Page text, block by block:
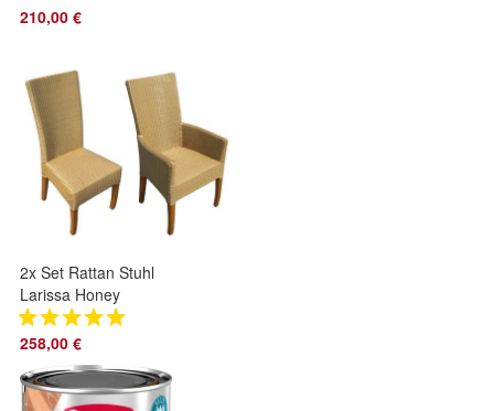
Vintage Look Regal
210,00 €
2x Set Rattan Stuhl
Larissa Honey
Esszimmerstuhl
Armlehnenstuhl
Alcantara
Küchenstuhl
258,00 €